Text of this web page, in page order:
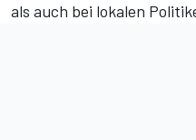
als auch bei lokalen